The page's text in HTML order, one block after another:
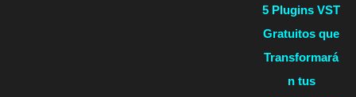
5 Plugins VST
Gratuitos que
Transformará
n tus